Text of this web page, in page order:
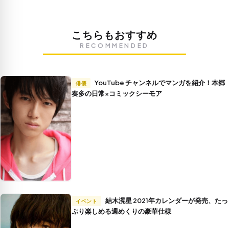
こちらもおすすめ
RECOMMENDED
俳優
奏多の日常×コミックシーモア
イベント
ぷり楽しめる週めくりの豪華仕様